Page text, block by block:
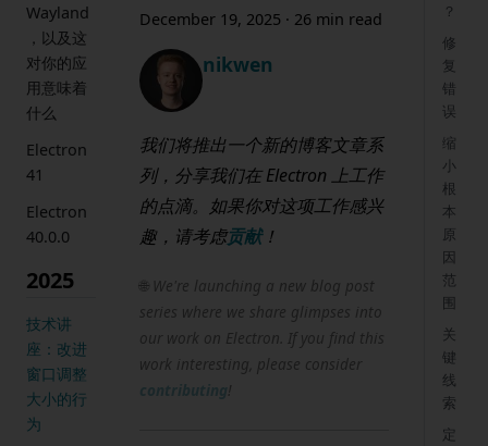
Wayland
，以及这
对你的应
用意味着
什么
Electron
41
Electron
40.0.0
2025
技术讲
座：改进
窗口调整
大小的行
为
December 19, 2025 · 26 min read
nikwen
我们将推出一个新的博客文章系
列，分享我们在 Electron 上工作
的点滴。如果你对这项工作感兴
趣，请考虑贡献！
🌐 We're launching a new blog post
series where we share glimpses into
our work on Electron. If you find this
work interesting, please consider
contributing!
？
修
复
错
误
缩
小
根
本
原
因
范
围
关
键
线
索
定